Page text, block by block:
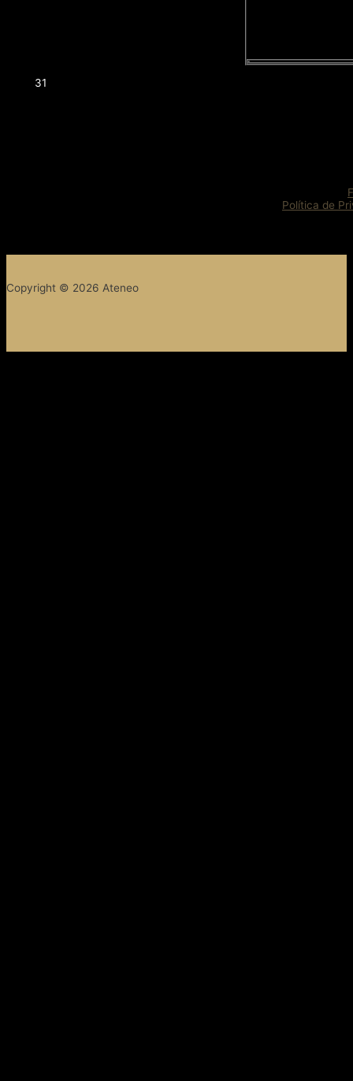
31
Política de
Copyright © 2026 Ateneo